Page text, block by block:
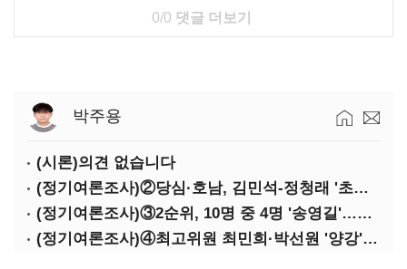
0/0 댓글 더보기
박주용
(시론)의견 없습니다
(정기여론조사)②당심·호남, 김민석-정청래 '초접전'
(정기여론조사)③2순위, 10명 중 4명 '송영길'…정청래 '한 자릿수'
(정기여론조사)④최고위원 최민희·박선원 '양강'…서미화·이성윤·임미애 뒤이어